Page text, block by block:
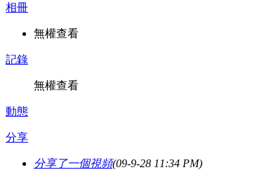
相冊
無權查看
記錄
無權查看
動態
分享
分享了一個視頻(09-9-28 11:34 PM)